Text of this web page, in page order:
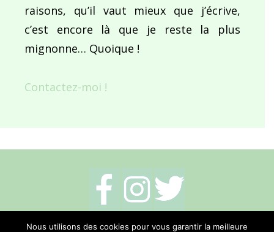
raisons, qu’il vaut mieux que j’écrive,
c’est encore là que je reste la plus
mignonne… Quoique !
Contactez-moi !
Mentions légales- Politique de cookies-
Nous utilisons des cookies pour vous garantir la meilleure